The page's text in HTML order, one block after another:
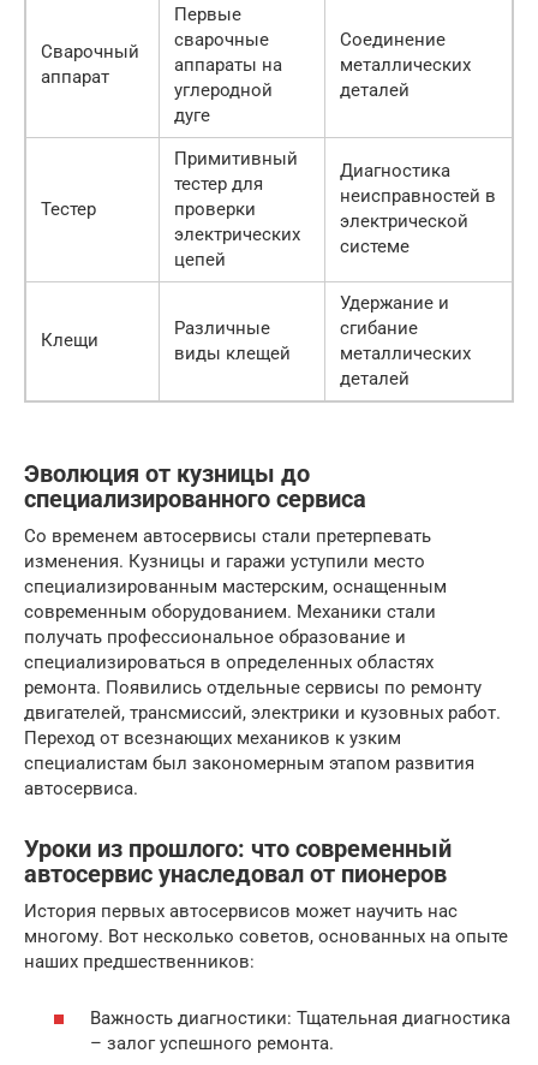
Сварочный
аппарат
Первые
сварочные
аппараты на
углеродной
дуге
Соединение
металлических
деталей
Тестер
Примитивный
тестер для
проверки
электрических
цепей
Диагностика
неисправностей в
электрической
системе
Клещи
Различные
виды клещей
Удержание и
сгибание
металлических
деталей
Эволюция от кузницы до
специализированного сервиса
Со временем автосервисы стали претерпевать
изменения. Кузницы и гаражи уступили место
специализированным мастерским, оснащенным
современным оборудованием. Механики стали
получать профессиональное образование и
специализироваться в определенных областях
ремонта. Появились отдельные сервисы по ремонту
двигателей, трансмиссий, электрики и кузовных работ.
Переход от всезнающих механиков к узким
специалистам был закономерным этапом развития
автосервиса.
Уроки из прошлого: что современный
автосервис унаследовал от пионеров
История первых автосервисов может научить нас
многому. Вот несколько советов, основанных на опыте
наших предшественников:
Важность диагностики: Тщательная диагностика
– залог успешного ремонта.